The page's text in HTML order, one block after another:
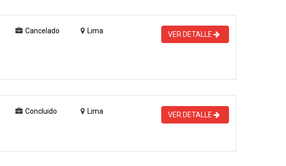
Cancelado Lima VER DETALLE
Concluido Lima VER DETALLE